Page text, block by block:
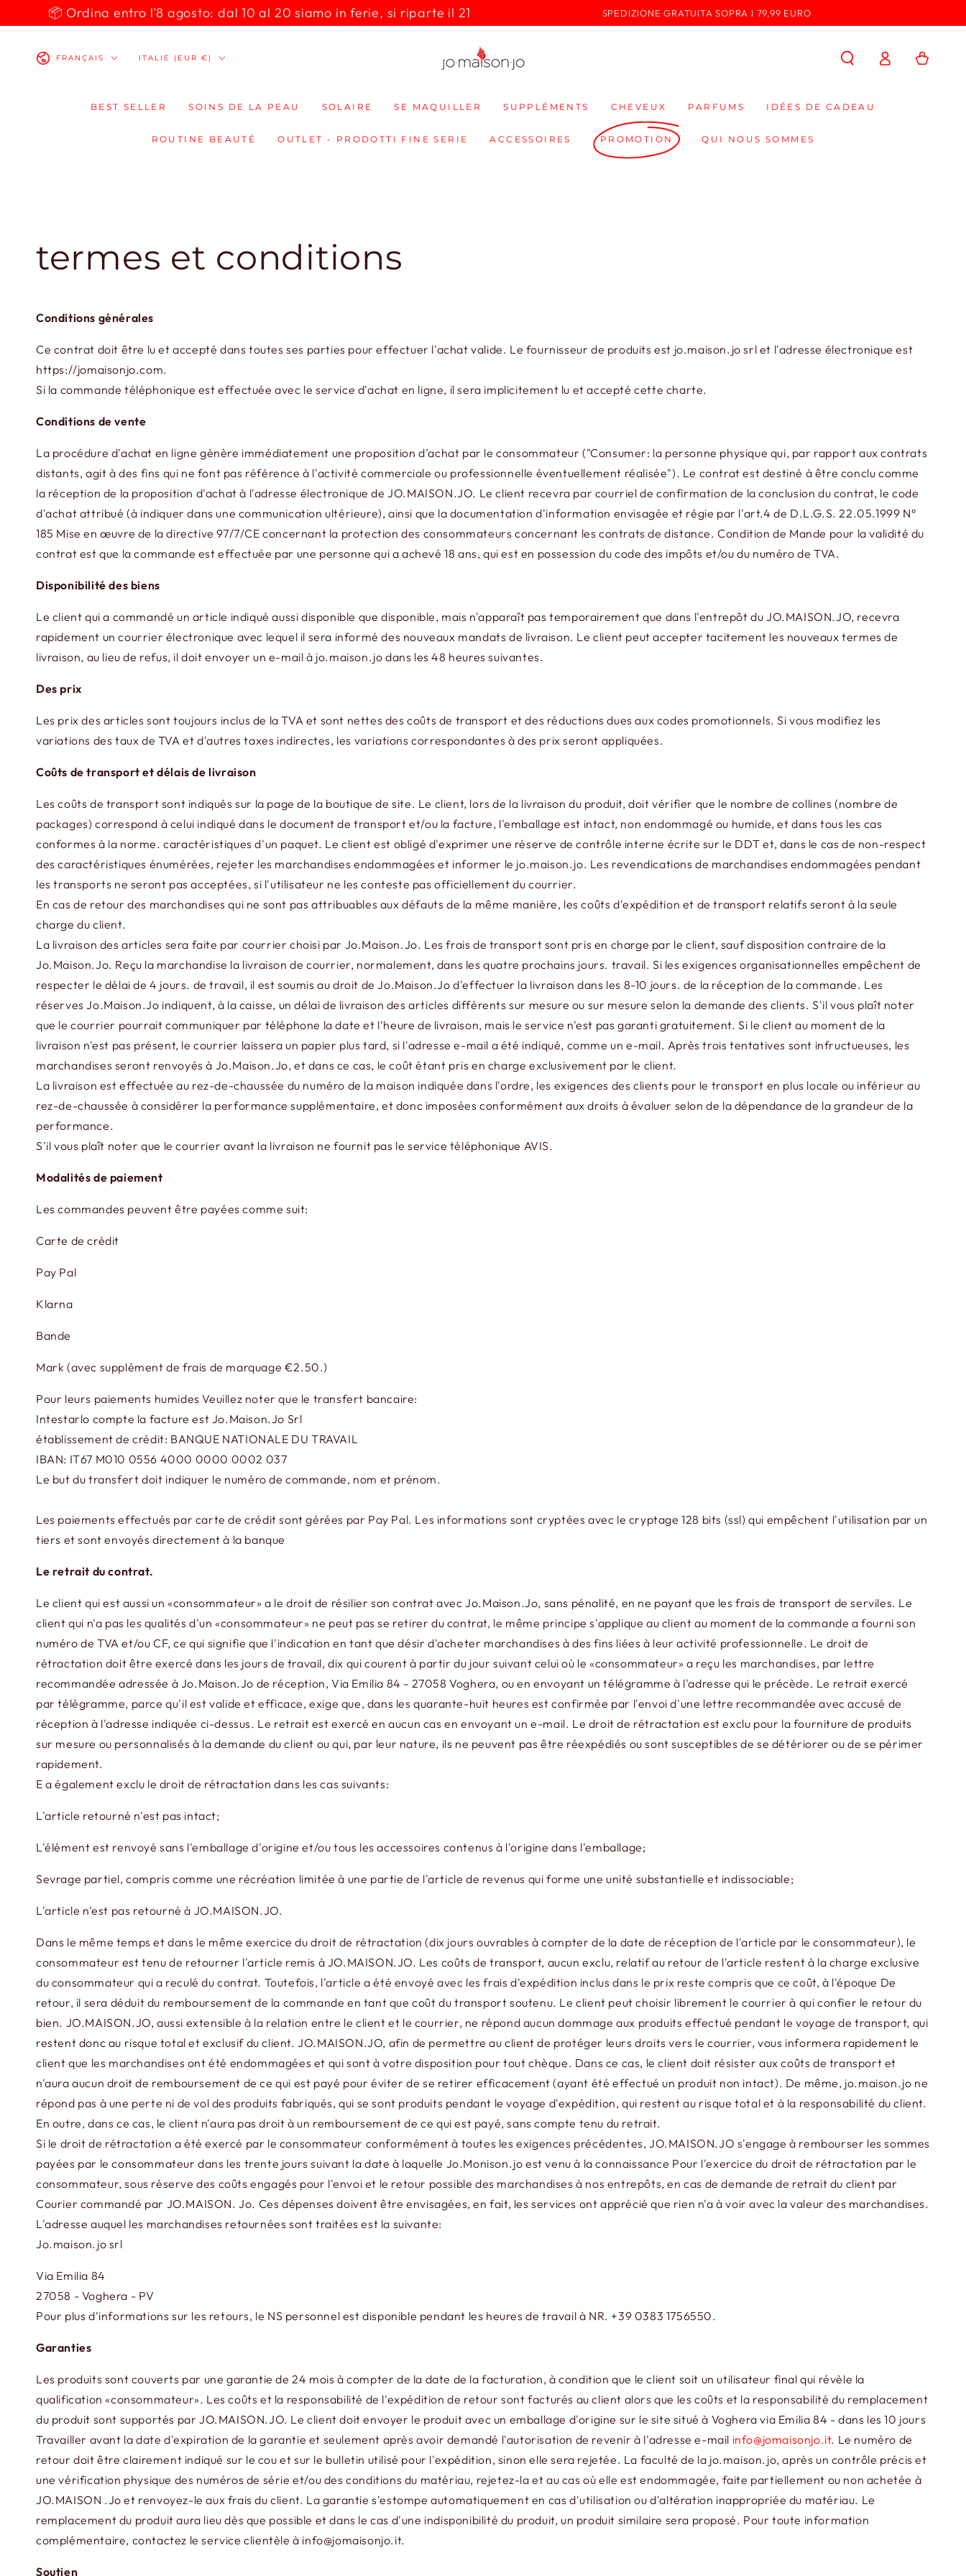
IGNORER LE
CONTENU📦 Ordina entro l'8 agosto: dal 10 al 20 siamo in ferie, si riparte il 21 SPEDIZIONE GRATUITA SOPRA I 79,99 EURO
LangueFRANÇAIS Pays/région
ITALIE (EUR €)
BEST SELLER SOINS DE LA PEAU SOLAIRE SE MAQUILLER SUPPLÉMENTS CHEVEUX PARFUMS IDÉES DE CADEAU
ROUTINE BEAUTÉ OUTLET - PRODOTTI FINE SERIE ACCESSOIRES PROMOTION QUI NOUS SOMMES
Connexion Panier
termes et conditions
Conditions générales
Ce contrat doit être lu et accepté dans toutes ses parties pour effectuer l'achat valide. Le fournisseur de produits est jo.maison.jo srl et l'adresse électronique est
https://jomaisonjo.com.
Si la commande téléphonique est effectuée avec le service d'achat en ligne, il sera implicitement lu et accepté cette charte.
Conditions de vente
La procédure d'achat en ligne génère immédiatement une proposition d'achat par le consommateur ("Consumer: la personne physique qui, par rapport aux contrats
distants, agit à des fins qui ne font pas référence à l'activité commerciale ou professionnelle éventuellement réalisée"). Le contrat est destiné à être conclu comme
la réception de la proposition d'achat à l'adresse électronique de JO.MAISON.JO. Le client recevra par courriel de confirmation de la conclusion du contrat, le code
d'achat attribué (à indiquer dans une communication ultérieure), ainsi que la documentation d'information envisagée et régie par l'art.4 de D.L.G.S. 22.05.1999 N°
185 Mise en œuvre de la directive 97/7/CE concernant la protection des consommateurs concernant les contrats de distance. Condition de Mande pour la validité du
contrat est que la commande est effectuée par une personne qui a achevé 18 ans, qui est en possession du code des impôts et/ou du numéro de TVA.
Disponibilité des biens
Le client qui a commandé un article indiqué aussi disponible que disponible, mais n'apparaît pas temporairement que dans l'entrepôt du JO.MAISON.JO, recevra
rapidement un courrier électronique avec lequel il sera informé des nouveaux mandats de livraison. Le client peut accepter tacitement les nouveaux termes de
livraison, au lieu de refus, il doit envoyer un e-mail à jo.maison.jo dans les 48 heures suivantes.
Des prix
Les prix des articles sont toujours inclus de la TVA et sont nettes des coûts de transport et des réductions dues aux codes promotionnels. Si vous modifiez les
variations des taux de TVA et d'autres taxes indirectes, les variations correspondantes à des prix seront appliquées.
Coûts de transport et délais de livraison
Les coûts de transport sont indiqués sur la page de la boutique de site. Le client, lors de la livraison du produit, doit vérifier que le nombre de collines (nombre de
packages) correspond à celui indiqué dans le document de transport et/ou la facture, l'emballage est intact, non endommagé ou humide, et dans tous les cas
conformes à la norme. caractéristiques d'un paquet. Le client est obligé d'exprimer une réserve de contrôle interne écrite sur le DDT et, dans le cas de non-respect
des caractéristiques énumérées, rejeter les marchandises endommagées et informer le jo.maison.jo. Les revendications de marchandises endommagées pendant
les transports ne seront pas acceptées, si l'utilisateur ne les conteste pas officiellement du courrier.
En cas de retour des marchandises qui ne sont pas attribuables aux défauts de la même manière, les coûts d'expédition et de transport relatifs seront à la seule
charge du client.
La livraison des articles sera faite par courrier choisi par Jo.Maison.Jo. Les frais de transport sont pris en charge par le client, sauf disposition contraire de la
Jo.Maison.Jo. Reçu la marchandise la livraison de courrier, normalement, dans les quatre prochains jours. travail. Si les exigences organisationnelles empêchent de
respecter le délai de 4 jours. de travail, il est soumis au droit de Jo.Maison.Jo d'effectuer la livraison dans les 8-10 jours. de la réception de la commande. Les
réserves Jo.Maison.Jo indiquent, à la caisse, un délai de livraison des articles différents sur mesure ou sur mesure selon la demande des clients. S'il vous plaît noter
que le courrier pourrait communiquer par téléphone la date et l'heure de livraison, mais le service n'est pas garanti gratuitement. Si le client au moment de la
livraison n'est pas présent, le courrier laissera un papier plus tard, si l'adresse e-mail a été indiqué, comme un e-mail. Après trois tentatives sont infructueuses, les
marchandises seront renvoyés à Jo.Maison.Jo, et dans ce cas, le coût étant pris en charge exclusivement par le client.
La livraison est effectuée au rez-de-chaussée du numéro de la maison indiquée dans l'ordre, les exigences des clients pour le transport en plus locale ou inférieur au
rez-de-chaussée à considérer la performance supplémentaire, et donc imposées conformément aux droits à évaluer selon de la dépendance de la grandeur de la
performance.
S'il vous plaît noter que le courrier avant la livraison ne fournit pas le service téléphonique AVIS.
Modalités de paiement
Les commandes peuvent être payées comme suit:
Carte de crédit
Pay Pal
Klarna
Bande
Mark (avec supplément de frais de marquage €2.50.)
Pour leurs paiements humides Veuillez noter que le transfert bancaire:
Intestarlo compte la facture est Jo.Maison.Jo Srl
établissement de crédit: BANQUE NATIONALE DU TRAVAIL
IBAN: IT67 M010 0556 4000 0000 0002 037
Le but du transfert doit indiquer le numéro de commande, nom et prénom.
Les paiements effectués par carte de crédit sont gérées par Pay Pal. Les informations sont cryptées avec le cryptage 128 bits (ssl) qui empêchent l'utilisation par un
tiers et sont envoyés directement à la banque
Le retrait du contrat.
Le client qui est aussi un «consommateur» a le droit de résilier son contrat avec Jo.Maison.Jo, sans pénalité, en ne payant que les frais de transport de serviles. Le
client qui n'a pas les qualités d'un «consommateur» ne peut pas se retirer du contrat, le même principe s'applique au client au moment de la commande a fourni son
numéro de TVA et/ou CF, ce qui signifie que l'indication en tant que désir d'acheter marchandises à des fins liées à leur activité professionnelle. Le droit de
rétractation doit être exercé dans les jours de travail, dix qui courent à partir du jour suivant celui où le «consommateur» a reçu les marchandises, par lettre
recommandée adressée à Jo.Maison.Jo de réception, Via Emilia 84 - 27058 Voghera, ou en envoyant un télégramme à l'adresse qui le précède. Le retrait exercé
par télégramme, parce qu'il est valide et efficace, exige que, dans les quarante-huit heures est confirmée par l'envoi d'une lettre recommandée avec accusé de
réception à l'adresse indiquée ci-dessus. Le retrait est exercé en aucun cas en envoyant un e-mail. Le droit de rétractation est exclu pour la fourniture de produits
sur mesure ou personnalisés à la demande du client ou qui, par leur nature, ils ne peuvent pas être réexpédiés ou sont susceptibles de se détériorer ou de se périmer
rapidement.
E a également exclu le droit de rétractation dans les cas suivants:
L'article retourné n'est pas intact;
L'élément est renvoyé sans l'emballage d'origine et/ou tous les accessoires contenus à l'origine dans l'emballage;
Sevrage partiel, compris comme une récréation limitée à une partie de l'article de revenus qui forme une unité substantielle et indissociable;
L'article n'est pas retourné à JO.MAISON.JO.
Dans le même temps et dans le même exercice du droit de rétractation (dix jours ouvrables à compter de la date de réception de l'article par le consommateur), le
consommateur est tenu de retourner l'article remis à JO.MAISON.JO. Les coûts de transport, aucun exclu, relatif au retour de l'article restent à la charge exclusive
du consommateur qui a reculé du contrat. Toutefois, l'article a été envoyé avec les frais d'expédition inclus dans le prix reste compris que ce coût, à l'époque De
retour, il sera déduit du remboursement de la commande en tant que coût du transport soutenu. Le client peut choisir librement le courrier à qui confier le retour du
bien. JO.MAISON.JO, aussi extensible à la relation entre le client et le courrier, ne répond aucun dommage aux produits effectué pendant le voyage de transport, qui
restent donc au risque total et exclusif du client. JO.MAISON.JO, afin de permettre au client de protéger leurs droits vers le courrier, vous informera rapidement le
client que les marchandises ont été endommagées et qui sont à votre disposition pour tout chèque. Dans ce cas, le client doit résister aux coûts de transport et
n'aura aucun droit de remboursement de ce qui est payé pour éviter de se retirer efficacement (ayant été effectué un produit non intact). De même, jo.maison.jo ne
répond pas à une perte ni de vol des produits fabriqués, qui se sont produits pendant le voyage d'expédition, qui restent au risque total et à la responsabilité du client.
En outre, dans ce cas, le client n'aura pas droit à un remboursement de ce qui est payé, sans compte tenu du retrait.
Si le droit de rétractation a été exercé par le consommateur conformément à toutes les exigences précédentes, JO.MAISON.JO s'engage à rembourser les sommes
payées par le consommateur dans les trente jours suivant la date à laquelle Jo.Monison.jo est venu à la connaissance Pour l'exercice du droit de rétractation par le
consommateur, sous réserve des coûts engagés pour l'envoi et le retour possible des marchandises à nos entrepôts, en cas de demande de retrait du client par
Courier commandé par JO.MAISON. Jo. Ces dépenses doivent être envisagées, en fait, les services ont apprécié que rien n'a à voir avec la valeur des marchandises.
L'adresse auquel les marchandises retournées sont traitées est la suivante:
Jo.maison.jo srl
Via Emilia 84
27058 - Voghera - PV
Pour plus d'informations sur les retours, le NS personnel est disponible pendant les heures de travail à NR. +39 0383 1756550.
Garanties
Les produits sont couverts par une garantie de 24 mois à compter de la date de la facturation, à condition que le client soit un utilisateur final qui révèle la
qualification «consommateur». Les coûts et la responsabilité de l'expédition de retour sont facturés au client alors que les coûts et la responsabilité du remplacement
du produit sont supportés par JO.MAISON.JO. Le client doit envoyer le produit avec un emballage d'origine sur le site situé à Voghera via Emilia 84 - dans les 10 jours
Travailler avant la date d'expiration de la garantie et seulement après avoir demandé l'autorisation de revenir à l'adresse e-mail info@jomaisonjo.it. Le numéro de
retour doit être clairement indiqué sur le cou et sur le bulletin utilisé pour l'expédition, sinon elle sera rejetée. La faculté de la jo.maison.jo, après un contrôle précis et
une vérification physique des numéros de série et/ou des conditions du matériau, rejetez-la et au cas où elle est endommagée, faite partiellement ou non achetée à
JO.MAISON .Jo et renvoyez-le aux frais du client. La garantie s'estompe automatiquement en cas d'utilisation ou d'altération inappropriée du matériau. Le
remplacement du produit aura lieu dès que possible et dans le cas d'une indisponibilité du produit, un produit similaire sera proposé. Pour toute information
complémentaire, contactez le service clientèle à info@jomaisonjo.it.
Soutien